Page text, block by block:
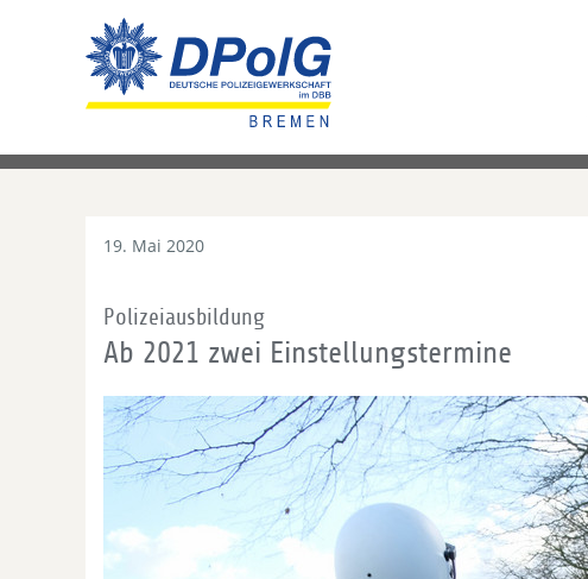
19. Mai 2020
Polizeiausbildung
Ab 2021 zwei Einstellungstermine